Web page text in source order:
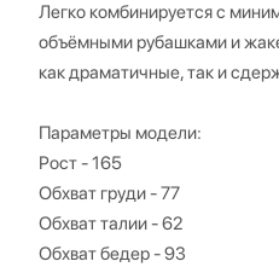
Легко комбинируется с
объёмными рубашками и
как драматичные, так и
Параметры модели:
Рост - 165
Обхват груди - 77
Обхват талии - 62
Обхват бедер - 93